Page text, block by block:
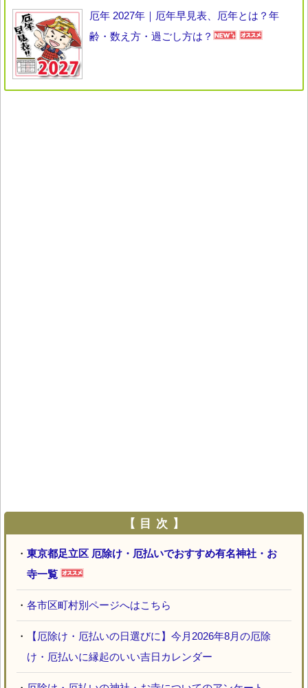
厄年 2027年｜厄年早見表、厄年とは？年
齢・数え方・過ごし方は？
【 目 次 】
・ 東京都足立区 厄除け・厄払いでおすすめ有名神社・お
寺一覧
・ 各市区町村別ページへはこちら
・
【厄除け・厄払いの日選びに】今月2026年8月の厄除
け・厄払いに縁起のいい吉日カレンダー